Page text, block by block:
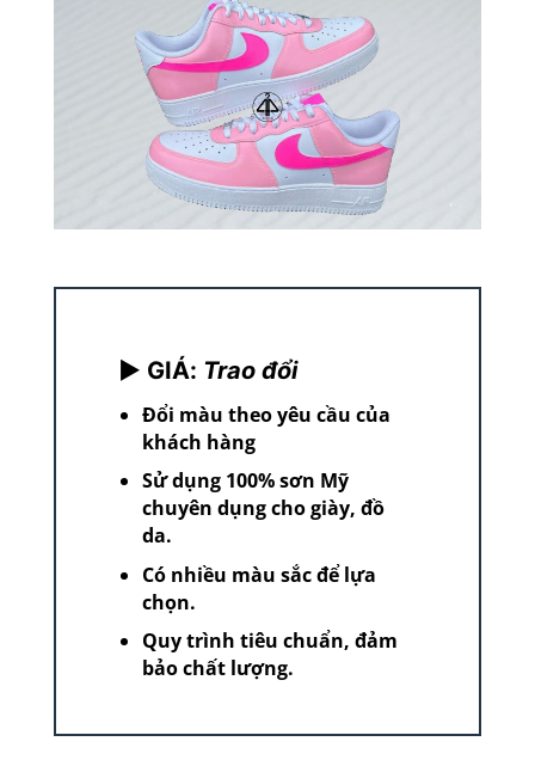
► GIÁ: Trao đổi
Đổi màu theo yêu cầu của
khách hàng
Sử dụng 100% sơn Mỹ
chuyên dụng cho giày, đồ
da.
Có nhiều màu sắc để lựa
chọn.
Quy trình tiêu chuẩn, đảm
bảo chất lượng.